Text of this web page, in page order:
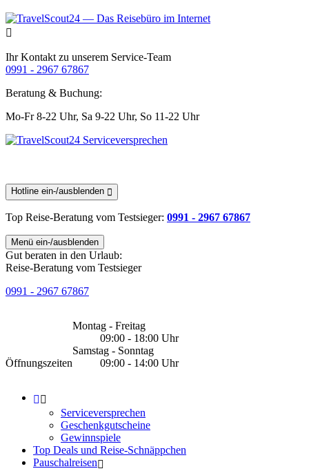
Ihr Kontakt zu unserem Service-Team
0991 - 2967 67867
Beratung & Buchung:
Mo-Fr 8-22 Uhr, Sa 9-22 Uhr, So 11-22 Uhr
Hotline ein-/ausblenden
Top Reise-Beratung vom Testsieger: 0991 - 2967 67867
Menü ein-/ausblenden
Gut beraten in den Urlaub:
Reise-Beratung vom Testsieger
0991 - 2967 67867
Öffnungszeiten
Montag - Freitag
09:00 - 18:00 Uhr
Samstag - Sonntag
09:00 - 14:00 Uhr
Serviceversprechen
Geschenkgutscheine
Gewinnspiele
Top Deals und Reise-Schnäppchen
Pauschalreisen